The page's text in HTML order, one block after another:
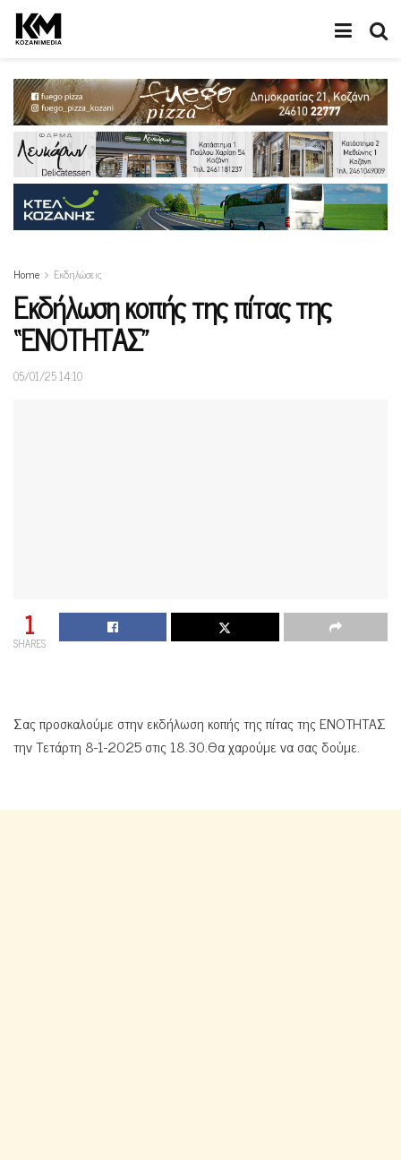
Home Εκδηλώσεις
Εκδήλωση κοπής της πίτας της
“ΕΝΟΤΗΤΑΣ”
05/01/25 14:10
1
SHARES
Σας προσκαλούμε στην εκδήλωση κοπής της πίτας της ΕΝΟΤΗΤΑΣ
την Τετάρτη 8-1-2025 στις 18.30.Θα χαρούμε να σας δούμε.